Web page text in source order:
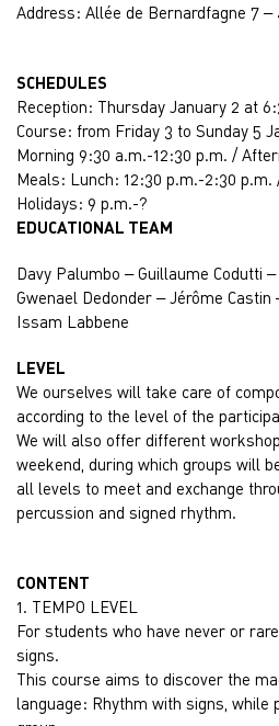
Address: Allée de Bernardfagne 7 –
SCHEDULES
Reception: Thursday January 2 at
Course: from Friday 3 to Sunday 5
Morning 9:30 a.m.-12:30 p.m. /
Meals: Lunch: 12:30 p.m.-2:30 p.m.
Holidays: 9 p.m.-?
EDUCATIONAL TEAM
Davy Palumbo – Guillaume Codutti
Gwenael Dedonder – Jérôme Castin
Issam Labbene
LEVEL
We ourselves will take care of
according to the level of the
We will also offer different
weekend, during which groups will
all levels to meet and exchange
percussion and signed rhythm.
CONTENT
1. TEMPO LEVEL
For students who have never or
signs.
This course aims to discover the
language: Rhythm with signs, while